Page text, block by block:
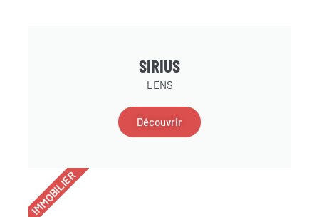
SIRIUS
LENS
Découvrir
IMMOBILIER